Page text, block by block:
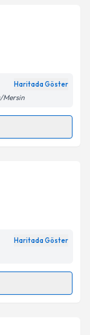
talebi
için bir
belirtilen
Haritada Göster
Mersin
talebi
için bir
belirtilen
Haritada Göster
takvimi